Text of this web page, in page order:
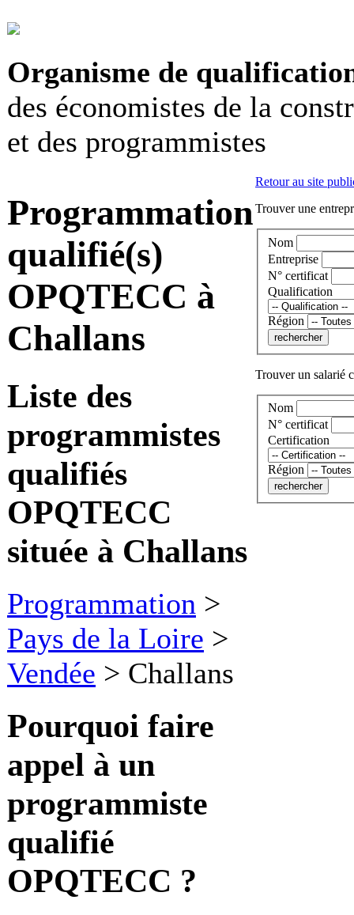
Organisme de
des économistes de la
et des programmistes
Programmation
qualifié(s)
OPQTECC à
Challans
Liste des
programmistes
qualifiés
OPQTECC
située à Challans
Programmation >
Pays de la Loire >
Vendée > Challans
Pourquoi faire
appel à un
programmiste
qualifié
OPQTECC ?
Retour au site
Trouver une
Nom
Entreprise
N° certificat
Qualification
Région
Trouver un salarié
Nom
N° certificat
Certification
Région